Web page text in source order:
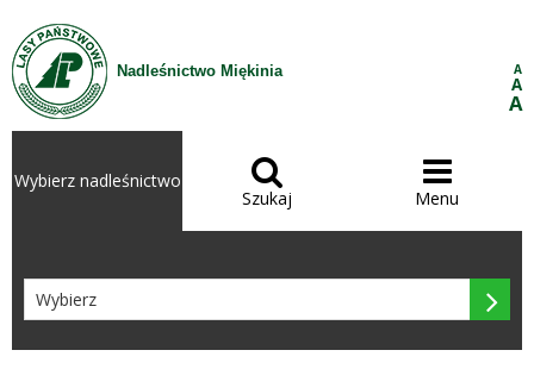
Przejdź do treści
Nadleśnictwo Miękinia A
A
A
Wybierz nadleśnictwo 
Szukaj

Menu
